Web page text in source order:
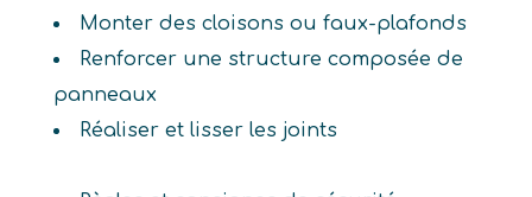
Monter des cloisons ou faux-plafonds
Renforcer une structure composée de
panneaux
Réaliser et lisser les joints